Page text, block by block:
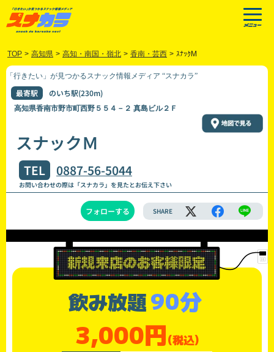
TOP > 高知県 > 高知・南国・嶺北 > 香南・芸西 > ｽﾅｯｸM
「行きたい」が見つかるスナック情報メディア “スナカラ”
最寄駅 のいち駅(230m)
高知県香南市野市町西野５５４－２ 真島ビル２Ｆ
スナックＭ
TEL 0887-56-5044
お問い合わせの際は「スナカラ」を見たとお伝え下さい
フォローする SHARE
飲み放題90分
3,000円(税込)